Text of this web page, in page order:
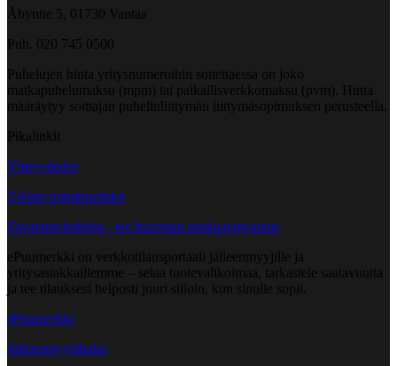
Åbyntie 5, 01730 Vantaa
Puh. 020 745 0500
Puhelujen hinta yritysnumeroihin soitettaessa on joko
matkapuhelumaksu (mpm) tai paikallisverkkomaksu (pvm). Hinta
määräytyy soittajan puhelinliittymän liittymäsopimuksen perusteella.
Pikalinkit
Yhteystiedot
Yleiset toimitusehdot
Tavarantoimittaja - tee kuorman purkuajanvaraus
ePuumerkki on verkkotilausportaali jälleenmyyjille ja
yritysasiakkaillemme – selaa tuotevalikoimaa, tarkastele saatavuutta
ja tee tilauksesi helposti juuri silloin, kun sinulle sopii.
ePuumerkki
Jälleenmyyjähaku